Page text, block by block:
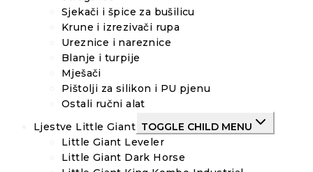
Sjekači i špice za bušilicu
Krune i izrezivači rupa
Ureznice i nareznice
Blanje i turpije
Mješači
Pištolji za silikon i PU pjenu
Ostali ručni alat
Ljestve Little Giant TOGGLE CHILD MENU
Little Giant Leveler
Little Giant Dark Horse